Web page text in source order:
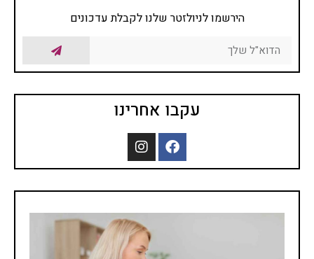
הירשמו לניולזטר שלנו לקבלת עדכונים
עקבו אחרינו